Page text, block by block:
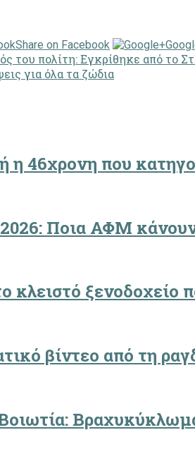
Share on Facebook
του πολίτη: Εγκρίθηκε από το
για όλα τα ζώδια
46χρονη που
Ποια ΑΦΜ
κλειστό ξενοδοχείο
βίντεο από τη